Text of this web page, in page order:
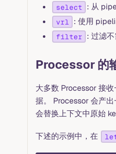
select : 从
vrl : 使用
filter : 过滤不
Processor 的
大多数 Processor 接收
据。 Processor 会产
会替换上下文中原始
下述的示例中，在